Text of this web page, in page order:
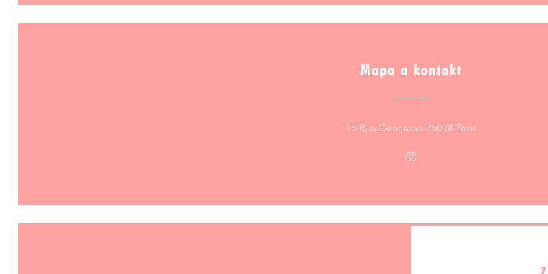
Mapa a kontakt
15 Rue Ganneron 75018 Paris
Instagram ((otevře se v